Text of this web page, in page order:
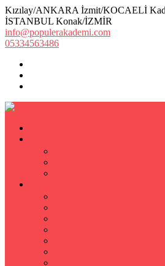
Kızılay/ANKARA İzmit/KOCAELİ
İSTANBUL Konak/İZMİR
info@populerakademi.com
05334563486